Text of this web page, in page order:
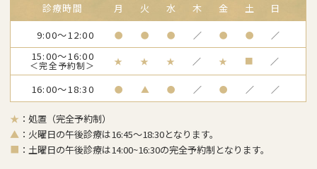
診療時間 月 火 水 木 金 土
日
9:00～12:00
● ● ● ／ ● ● ／
15:00～16:00
＜完全予約制＞ ★ ★ ★ ／ ★ ■ ／
16:00～18:30 ● ▲ ● ／ ● ／ ／
★ ：処置（完全予約制）
▲ ：火曜日の午後診療は16:45～18:30となります。
■ ：土曜日の午後診療は14:00~16:30の完全予約制となります。